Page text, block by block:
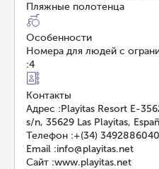
Пляжные полотенца
Особенности
Номера для людей с
:4
Контакты
Адрес :Playitas Resort E-
s/n, 35629 Las Playitas,
Телефон :+(34)
Email :info@playitas.net
Сайт :www.playitas.net